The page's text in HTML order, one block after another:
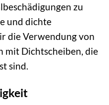
zu
und dichte
die Verwendung von
mit Dichtscheiben, die
sind.